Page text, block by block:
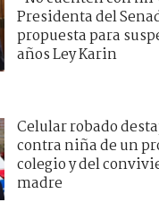
Presidenta del
propuesta para
años Ley Karin
Celular robado
contra niña de un
colegio y del
madre